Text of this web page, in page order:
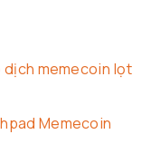
dịch memecoin lọt
Memecoin